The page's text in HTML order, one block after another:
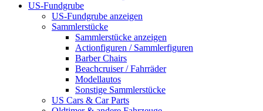
US-Fundgrube
US-Fundgrube anzeigen
Sammlerstücke
Sammlerstücke anzeigen
Actionfiguren / Sammlerfiguren
Barber Chairs
Beachcruiser / Fahrräder
Modellautos
Sonstige Sammlerstücke
US Cars & Car Parts